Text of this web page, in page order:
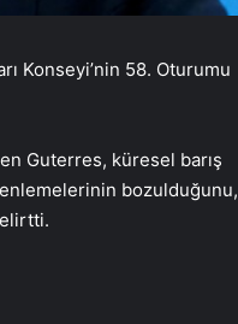
Konseyi’nin 58. Oturumu
Guterres, küresel barış
bozulduğunu,